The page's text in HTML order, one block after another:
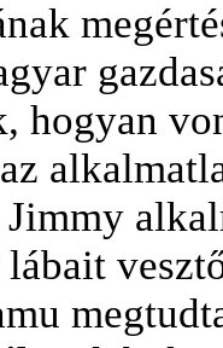
hogyan
lábait